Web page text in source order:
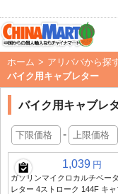
ホーム > アリババから探
バイク用キャブレター
バイク用キャブレ
-
1,039 円
ガソリンマイクロカルチベー
レター 4ストローク 144F キ